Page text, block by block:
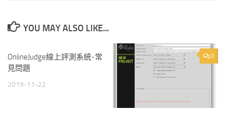
YOU MAY ALSO LIKE...
OnlineJudge線上評測系統-常
見問題
2019-11-22
0